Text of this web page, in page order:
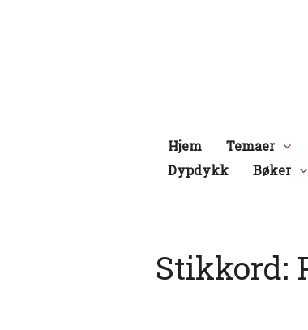
Hjem Temaer
Dypdykk
Bøker
Stikkord: